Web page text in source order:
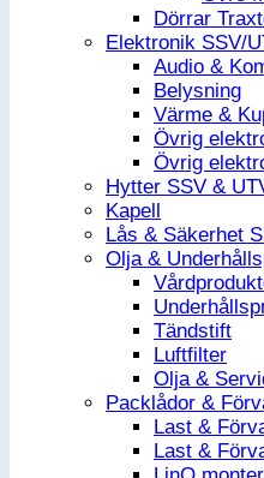
Dörrar
Elektronik SSV/
Audio &
Belysning
Värme &
Övrig
Övrig
Hytter SSV &
Kapell
Lås & Säkerhet
Olja &
Tändstift
Luftfilter
Olja &
Packlådor &
Last &
Last &